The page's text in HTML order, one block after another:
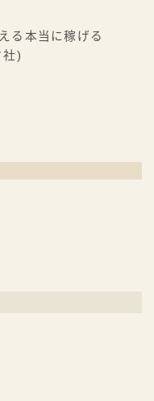
る本当に稼げる
)